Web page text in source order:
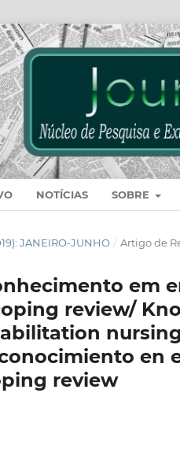
NOTÍCIAS SOBRE
JANEIRO-JUNHO / Artigo de
em
review/
en
review